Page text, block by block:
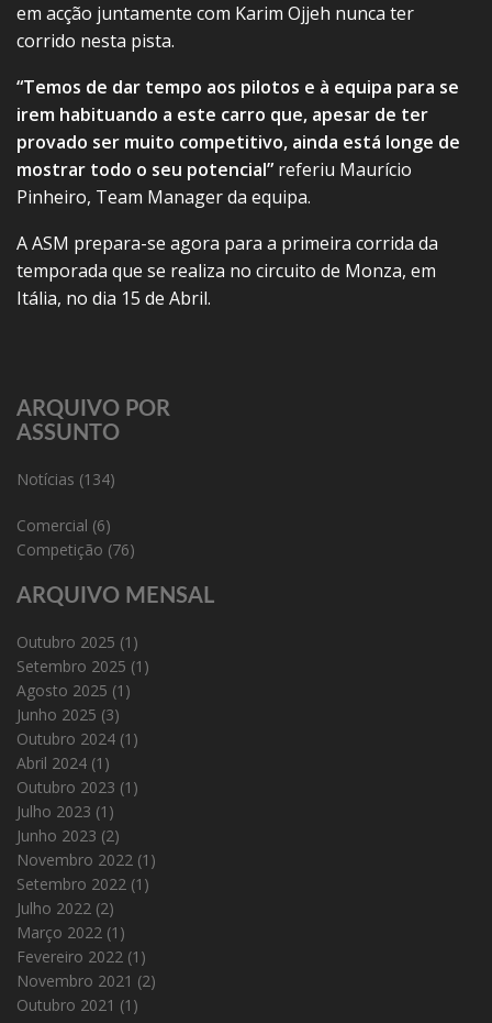
em acção juntamente com Karim Ojjeh nunca ter
corrido nesta pista.
“Temos de dar tempo aos pilotos e à equipa para se
irem habituando a este carro que, apesar de ter
provado ser muito competitivo, ainda está longe de
mostrar todo o seu potencial” referiu Maurício
Pinheiro, Team Manager da equipa.
A ASM prepara-se agora para a primeira corrida da
temporada que se realiza no circuito de Monza, em
Itália, no dia 15 de Abril.
ARQUIVO POR
ASSUNTO
Notícias (134)
Comercial (6)
Competição (76)
ARQUIVO MENSAL
Outubro 2025 (1)
Setembro 2025 (1)
Agosto 2025 (1)
Junho 2025 (3)
Outubro 2024 (1)
Abril 2024 (1)
Outubro 2023 (1)
Julho 2023 (1)
Junho 2023 (2)
Novembro 2022 (1)
Setembro 2022 (1)
Julho 2022 (2)
Março 2022 (1)
Fevereiro 2022 (1)
Novembro 2021 (2)
Outubro 2021 (1)